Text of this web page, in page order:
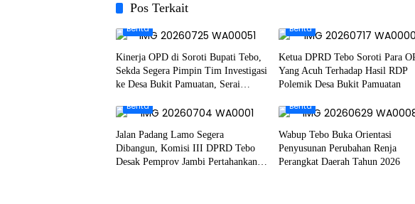
Pos Terkait
Berita
Kinerja OPD di Soroti Bupati Tebo,
Sekda Segera Pimpin Tim Investigasi
ke Desa Bukit Pamuatan, Serai
Berita
Ketua DPRD Tebo Soroti Para
Yang Acuh Terhadap Hasil RDP
Polemik Desa Bukit Pamuatan
Berita
Jalan Padang Lamo Segera
Dibangun, Komisi III DPRD Tebo
Desak Pemprov Jambi Pertahankan
Berita
Wabup Tebo Buka Orientasi
Penyusunan Perubahan Renja
Perangkat Daerah Tahun 2026